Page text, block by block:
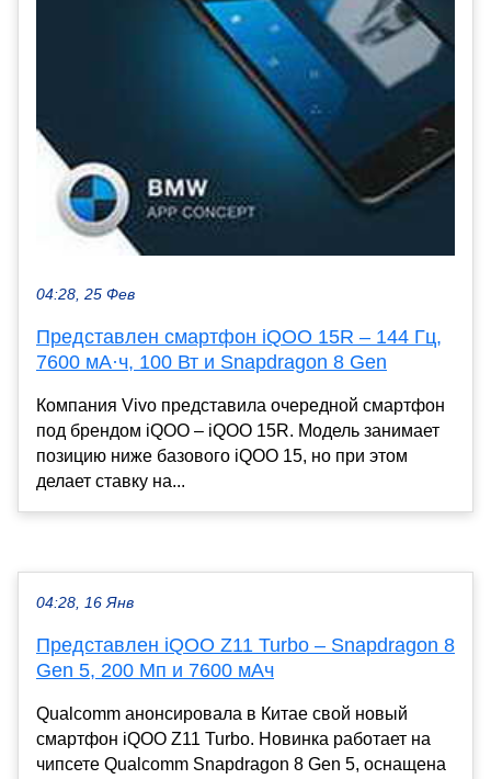
04:28, 25 Фев
Представлен смартфон iQOO 15R – 144 Гц,
7600 мА·ч, 100 Вт и Snapdragon 8 Gen
Компания Vivo представила очередной смартфон
под брендом iQOO – iQOO 15R. Модель занимает
позицию ниже базового iQOO 15, но при этом
делает ставку на...
04:28, 16 Янв
Представлен iQOO Z11 Turbo – Snapdragon 8
Gen 5, 200 Мп и 7600 мАч
Qualcomm анонсировала в Китае свой новый
смартфон iQOO Z11 Turbo. Новинка работает на
чипсете Qualcomm Snapdragon 8 Gen 5, оснащена